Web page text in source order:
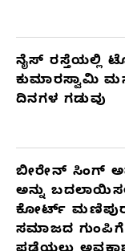
ನೈಸ್ ರಸ್ತೆಯಲ್ಲಿ
ಕುಮಾರಸ್ವಾಮಿ
ದಿನಗಳ ಗಡುವು
ಬೀರೇನ್ ಸಿಂಗ್
ಅನ್ನು
ಕೋರ್ಟ್
ಸಮಾಜದ